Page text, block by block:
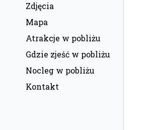
Zdjęcia
Mapa
Atrakcje w pobliżu
Gdzie zjeść w pobliżu
Nocleg w pobliżu
Kontakt